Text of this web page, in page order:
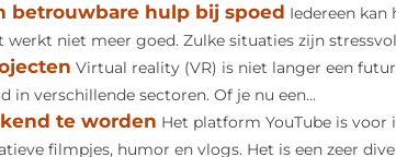
betrouwbare hulp bij spoed Iedereen kan
niet meer goed. Zulke situaties zijn
Virtual reality (VR) is niet langer een
verschillende sectoren. Of je nu een...
te worden Het platform YouTube is voor
filmpjes, humor en vlogs. Het is een zeer